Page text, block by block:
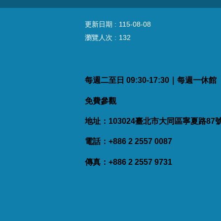
更新日期
115-08-08
瀏覽人次
132
每週二至日 09:30-17:30｜每週一休
免費參觀
地址：103024臺北市大同區寧夏路87
電話：+886 2 2557 0087
傳真：+886 2 2557 9731